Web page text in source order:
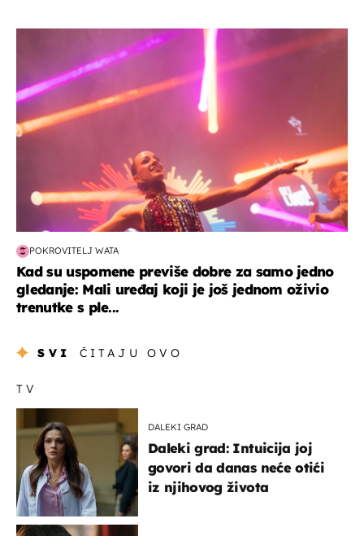
POKROVITELJ WATA
Kad su uspomene previše dobre za samo jedno
gledanje: Mali uređaj koji je još jednom oživio
trenutke s ple...
SVI ČITAJU OVO
TV
DALEKI GRAD
Daleki grad: Intuicija joj
govori da danas neće otići
iz njihovog života